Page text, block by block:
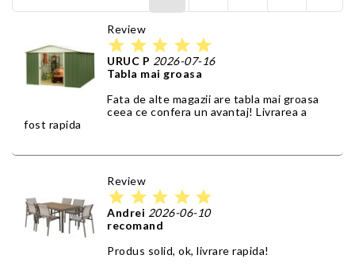
Review
star star star star star
URUC P 2026-07-16
Tabla mai groasa
Fata de alte magazii are tabla mai groasa
ceea ce confera un avantaj! Livrarea a
fost rapida
Review
star star star star star
Andrei 2026-06-10
recomand
Produs solid, ok, livrare rapida!